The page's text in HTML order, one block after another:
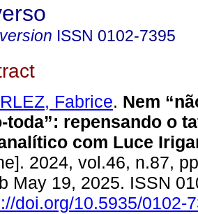
ISSN 0102-7395
Fabrice. Nem
toda”: repensando o
com Luce
2024, vol.46, n.87,
May 19, 2025. ISSN
doi.org/10.5935/0102-